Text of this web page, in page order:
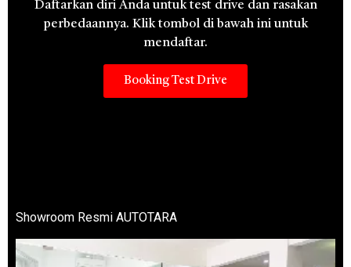
Daftarkan diri Anda untuk test drive dan rasakan
perbedaannya. Klik tombol di bawah ini untuk
mendaftar.
Booking Test Drive
Showroom Resmi AUTOTARA